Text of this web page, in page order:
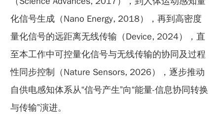
化信号生成（Nano Energy, 2018），再到高密度
量化信号的远距离无线传输（Device, 2024），直
至本工作中可控量化信号与无线传输的协同及过程
性同步控制（Nature Sensors, 2026），逐步推动
自供电感知体系从“信号产生”向“能量-信息协同转换
与传输”演进。